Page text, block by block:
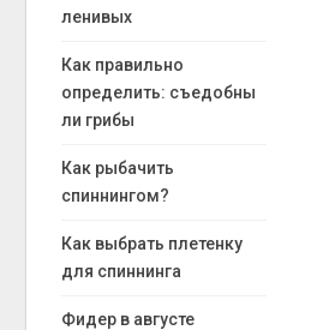
ленивых
Как правильно
определить: съедобны
ли грибы
Как рыбачить
спиннингом?
Как выбрать плетенку
для спиннинга
Фидер в августе